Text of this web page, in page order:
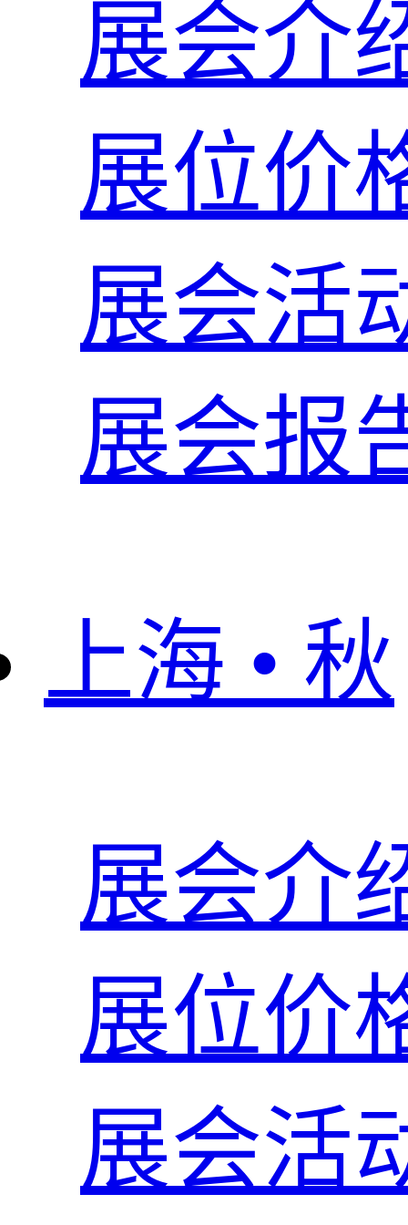
展会介
展位价
展会活
展会报
上海 • 秋
展会介
展位价
展会活